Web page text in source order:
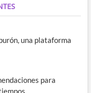
una plataforma
para